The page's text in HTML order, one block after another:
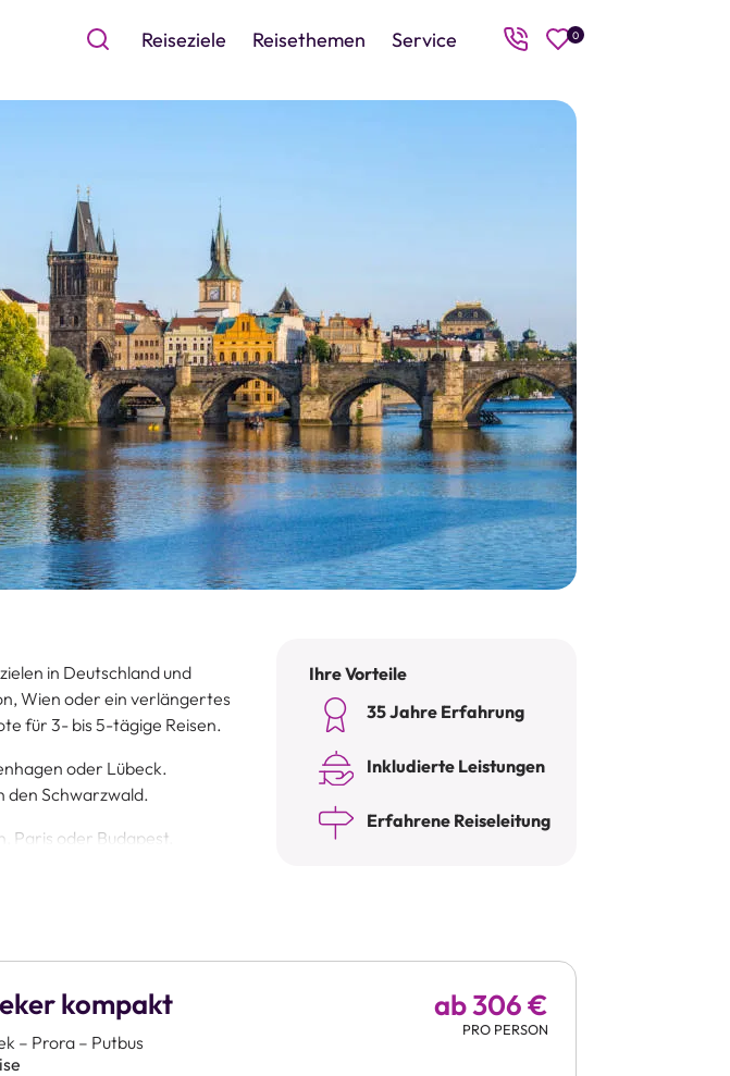
Reiseziele Reisethemen Service 0
in Deutschland und
Wien oder ein verlängertes
für 3- bis 5-tägige Reisen.
oder Lübeck.
den Schwarzwald.
Paris oder Budapest.
oder Silvester
oder Senioren. Sie reisen
Hotels. Abgestimmte
Ihre Vorteile
35 Jahre Erfahrung
Inkludierte Leistungen
Erfahrene Reiseleitung
kompakt
– Prora – Putbus
ab 306 €
PRO PERSON